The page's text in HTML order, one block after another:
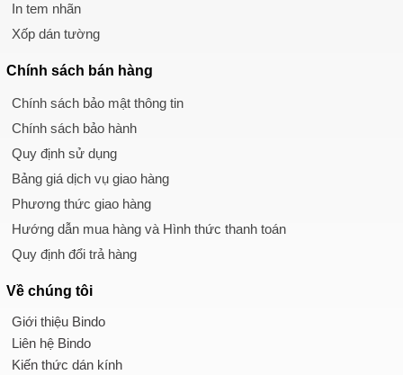
In tem nhãn
Xốp dán tường
Chính sách bán hàng
Chính sách bảo mật thông tin
Chính sách bảo hành
Quy định sử dụng
Bảng giá dịch vụ giao hàng
Phương thức giao hàng
Hướng dẫn mua hàng và Hình thức thanh toán
Quy định đổi trả hàng
Về chúng tôi
Giới thiệu Bindo
Liên hệ Bindo
Kiến thức dán kính